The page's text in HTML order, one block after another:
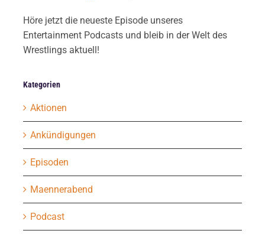
Höre jetzt die neueste Episode unseres
Entertainment Podcasts und bleib in der Welt des
Wrestlings aktuell!
Kategorien
Aktionen
Ankündigungen
Episoden
Maennerabend
Podcast